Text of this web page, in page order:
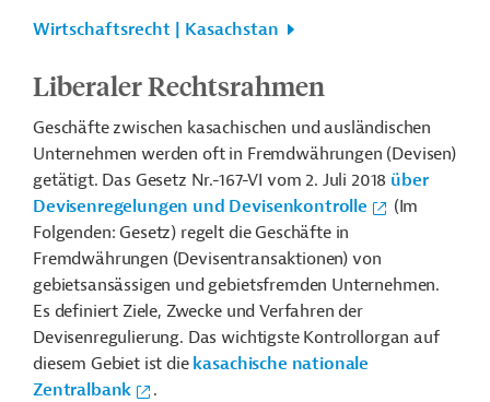
Wirtschaftsrecht | Kasachstan
Liberaler Rechtsrahmen
Geschäfte zwischen kasachischen und ausländischen
Unternehmen werden oft in Fremdwährungen (Devisen)
getätigt. Das Gesetz Nr.-167-VI vom 2. Juli 2018 über
Devisenregelungen und Devisenkontrolle
(Im
Folgenden: Gesetz) regelt die Geschäfte in
Fremdwährungen (Devisentransaktionen) von
gebietsansässigen und gebietsfremden Unternehmen.
Es definiert Ziele, Zwecke und Verfahren der
Devisenregulierung. Das wichtigste Kontrollorgan auf
diesem Gebiet ist die kasachische nationale
Zentralbank
.